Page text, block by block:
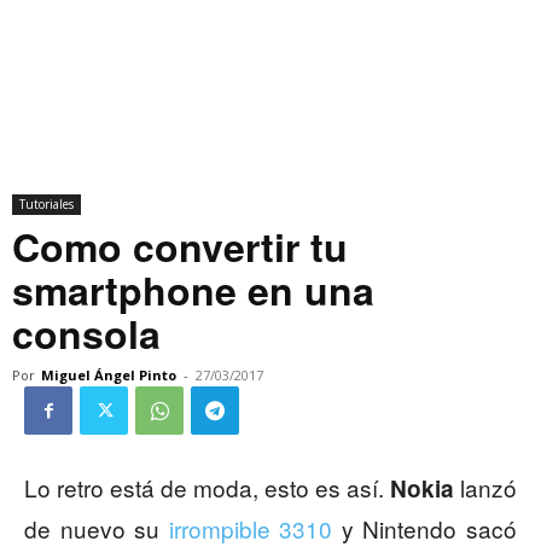
Tutoriales
Como convertir tu
smartphone en una
consola
Por Miguel Ángel Pinto - 27/03/2017
Lo retro está de moda, esto es así. Nokia lanzó
de nuevo su irrompible 3310 y Nintendo sacó